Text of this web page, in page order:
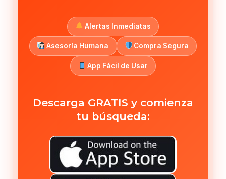
Alertas Inmediatas
Asesoría Humana Compra Segura
App Fácil de Usar
Descarga GRATIS y comienza
tu búsqueda: